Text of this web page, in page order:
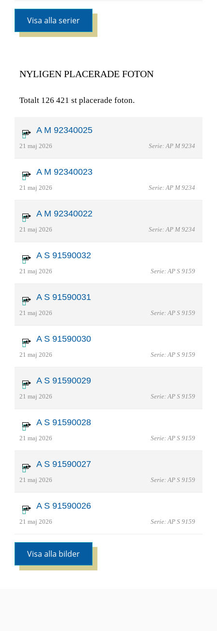
Visa alla serier
NYLIGEN PLACERADE FOTON
Totalt 126 421 st placerade foton.
A M 92340025
21 maj 2026 Serie: AP M 9234
A M 92340023
21 maj 2026 Serie: AP M 9234
A M 92340022
21 maj 2026 Serie: AP M 9234
A S 91590032
21 maj 2026 Serie: AP S 9159
A S 91590031
21 maj 2026 Serie: AP S 9159
A S 91590030
21 maj 2026 Serie: AP S 9159
A S 91590029
21 maj 2026 Serie: AP S 9159
A S 91590028
21 maj 2026 Serie: AP S 9159
A S 91590027
21 maj 2026 Serie: AP S 9159
A S 91590026
21 maj 2026 Serie: AP S 9159
Visa alla bilder